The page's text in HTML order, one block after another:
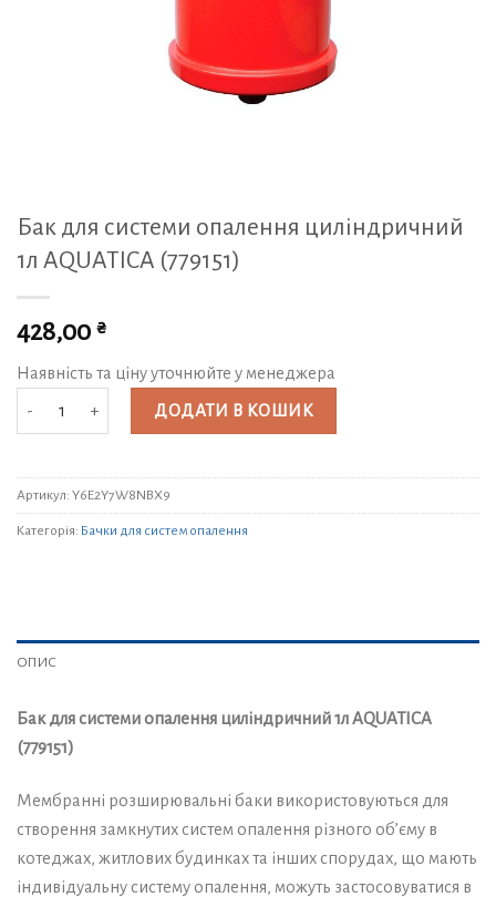
Бак для системи опалення циліндричний
1л AQUATICA (779151)
428,00 ₴
Наявність та ціну уточнюйте у менеджера
Бак для системи опалення циліндричний 1л AQUATICA (779151) кількість
ДОДАТИ В КОШИК
Артикул: Y6E2Y7W8NBX9
Категорія: Бачки для систем опалення
ОПИС
Бак для системи опалення циліндричний 1л AQUATICA
(779151)
Мембранні розширювальні баки використовуються для
створення замкнутих систем опалення різного об’єму в
котеджах, житлових будинках та інших спорудах, що мають
індивідуальну систему опалення, можуть застосовуватися в